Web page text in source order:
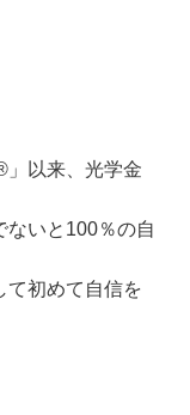
」以来、光学金
ないと100％の自
て初めて自信を